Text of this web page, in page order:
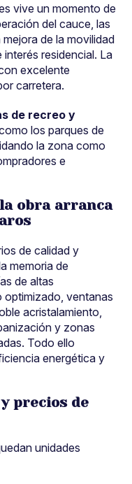
vive un momento de
del cauce, las
mejora de la movilidad
residencial. La
excelente
carretera.
de recreo y
como los parques de
la zona como
e
obra arranca
de calidad y
memoria de
de altas
optimizado, ventanas
acristalamiento,
y zonas
Todo ello
energética y
precios de
unidades